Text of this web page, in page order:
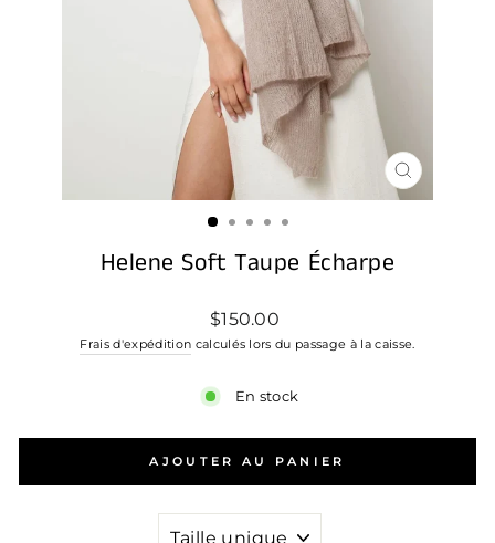
FERMER
(ESC)
Helene Soft Taupe Écharpe
Prix
régulier
$150.00
Frais d'expédition calculés lors du passage à la caisse.
En stock
AJOUTER AU PANIER